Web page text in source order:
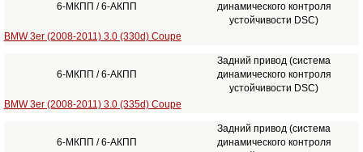
6-МКПП / 6-АКПП
динамического контроля
устойчивости DSC)
BMW 3er (2008-2011) 3.0 (330d) Coupe
6-МКПП / 6-АКПП
Задний привод (система
динамического контроля
устойчивости DSC)
BMW 3er (2008-2011) 3.0 (335d) Coupe
6-МКПП / 6-АКПП
Задний привод (система
динамического контроля